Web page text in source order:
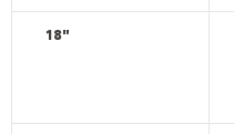
18"